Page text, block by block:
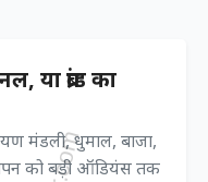
ब्रांड का
मंडली, धुमाल, बाजा,
को बड़ी ऑडियंस तक